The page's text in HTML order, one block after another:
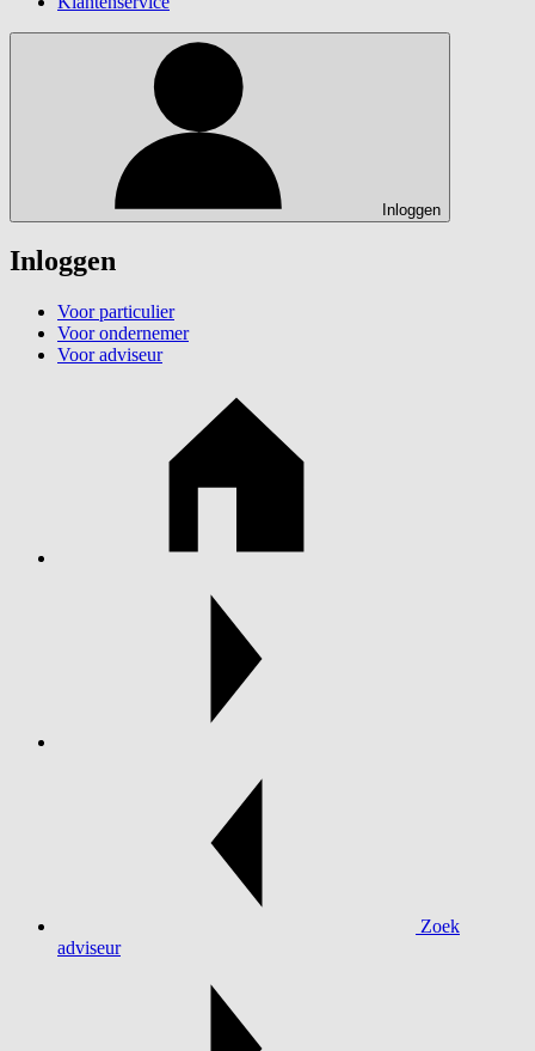
Inloggen
Inloggen
Voor particulier
Voor ondernemer
Voor adviseur
Zoek
adviseur